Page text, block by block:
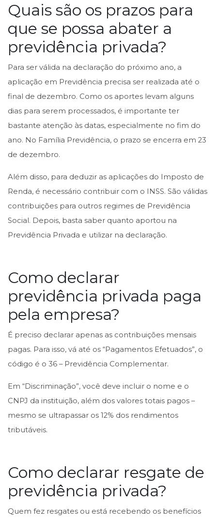
Quais são os prazos para
que se possa abater a
previdência privada?
Para ser válida na declaração do próximo ano, a
aplicação em Previdência precisa ser realizada até o
final de dezembro. Como os aportes levam alguns
dias para serem processados, é importante ter
bastante atenção às datas, especialmente no fim do
ano. No Família Previdência, o prazo se encerra em 23
de dezembro.
Além disso, para deduzir as aplicações do Imposto de
Renda, é necessário contribuir com o INSS. São válidas
contribuições para outros regimes de Previdência
Social. Depois, basta saber quanto aportou na
Previdência Privada e utilizar na declaração.
Como declarar
previdência privada paga
pela empresa?
É preciso declarar apenas as contribuições mensais
pagas. Para isso, vá até os “Pagamentos Efetuados”, o
código é o 36 – Previdência Complementar.
Em “Discriminação”, você deve incluir o nome e o
CNPJ da instituição, além dos valores totais pagos –
mesmo se ultrapassar os 12% dos rendimentos
tributáveis.
Como declarar resgate de
previdência privada?
Quem fez resgates ou está recebendo os benefícios